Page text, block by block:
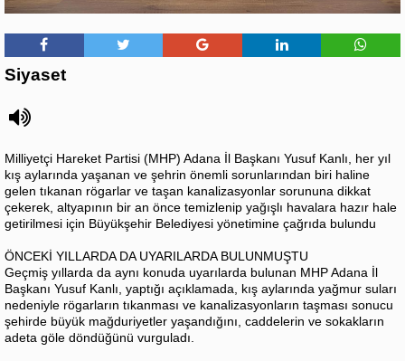
Siyaset
Milliyetçi Hareket Partisi (MHP) Adana İl Başkanı Yusuf Kanlı, her yıl
kış aylarında yaşanan ve şehrin önemli sorunlarından biri haline
gelen tıkanan rögarlar ve taşan kanalizasyonlar sorununa dikkat
çekerek, altyapının bir an önce temizlenip yağışlı havalara hazır hale
getirilmesi için Büyükşehir Belediyesi yönetimine çağrıda bulundu
ÖNCEKİ YILLARDA DA UYARILARDA BULUNMUŞTU
Geçmiş yıllarda da aynı konuda uyarılarda bulunan MHP Adana İl
Başkanı Yusuf Kanlı, yaptığı açıklamada, kış aylarında yağmur suları
nedeniyle rögarların tıkanması ve kanalizasyonların taşması sonucu
şehirde büyük mağduriyetler yaşandığını, caddelerin ve sokakların
adeta göle döndüğünü vurguladı.